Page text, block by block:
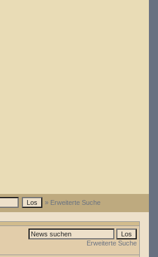
» Erweiterte Suche
Erweiterte Suche